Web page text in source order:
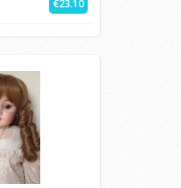
€23.10